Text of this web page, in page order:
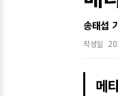
송태섭
작성일
메